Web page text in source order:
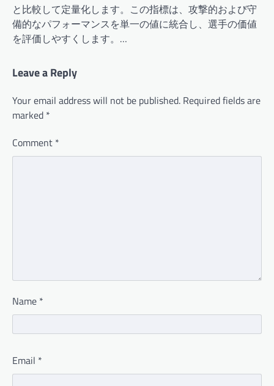
と比較して定量化します。この指標は、攻撃的および守
備的なパフォーマンスを単一の値に統合し、選手の価値
を評価しやすくします。…
Leave a Reply
Your email address will not be published. Required fields are
marked *
Comment *
Name *
Email *